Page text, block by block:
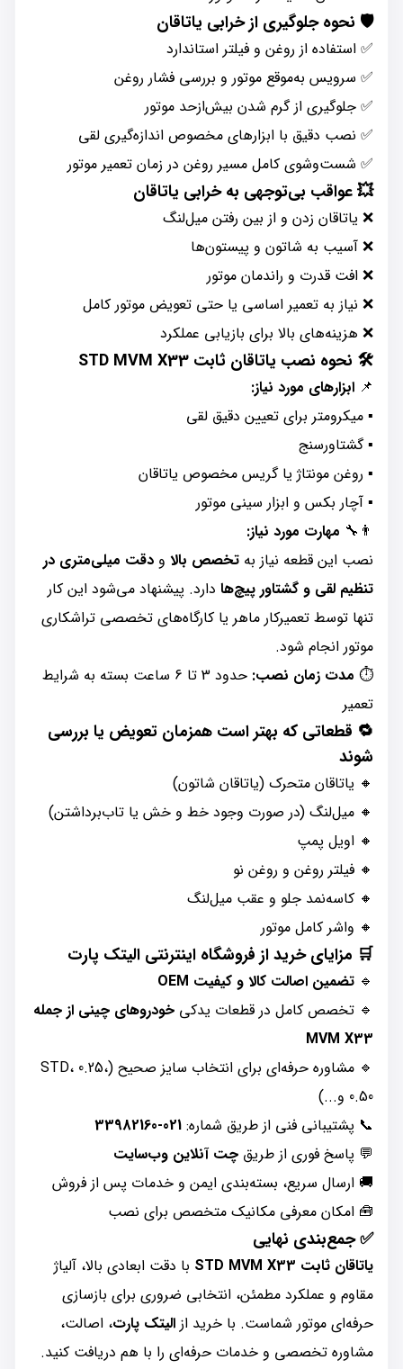
🛡️ نحوه جلوگیری از خرابی یاتاقان
✅ استفاده از روغن و فیلتر استاندارد
✅ سرویس به‌موقع موتور و بررسی فشار روغن
✅ جلوگیری از گرم شدن بیش‌ازحد موتور
✅ نصب دقیق با ابزارهای مخصوص اندازه‌گیری لقی
✅ شست‌وشوی کامل مسیر روغن در زمان تعمیر موتور
💥 عواقب بی‌توجهی به خرابی یاتاقان
❌ یاتاقان زدن و از بین رفتن میل‌لنگ
❌ آسیب به شاتون و پیستون‌ها
❌ افت قدرت و راندمان موتور
❌ نیاز به تعمیر اساسی یا حتی تعویض موتور کامل
❌ هزینه‌های بالا برای بازیابی عملکرد
🛠️ نحوه نصب یاتاقان ثابت STD MVM X33
📌 ابزارهای مورد نیاز:
▪ میکرومتر برای تعیین دقیق لقی
▪ گشتاورسنج
▪ روغن مونتاژ یا گریس مخصوص یاتاقان
▪ آچار بکس و ابزار سینی موتور
👨‍🔧 مهارت مورد نیاز:
نصب این قطعه نیاز به تخصص بالا و دقت میلی‌متری در
تنظیم لقی و گشتاور پیچ‌ها دارد. پیشنهاد می‌شود این کار
تنها توسط تعمیرکار ماهر یا کارگاه‌های تخصصی تراشکاری
موتور انجام شود.
⏱️ مدت زمان نصب:
حدود 3 تا 6 ساعت بسته به شرایط
تعمیر
🔁 قطعاتی که بهتر است همزمان تعویض یا بررسی
شوند
🔸 یاتاقان متحرک (یاتاقان شاتون)
🔸 میل‌لنگ (در صورت وجود خط و خش یا تاب‌برداشتن)
🔸 اویل پمپ
🔸 فیلتر روغن و روغن نو
🔸 کاسه‌نمد جلو و عقب میل‌لنگ
🔸 واشر کامل موتور
🛒 مزایای خرید از فروشگاه اینترنتی الیتک پارت
🔹 تضمین اصالت کالا و کیفیت OEM
🔹 تخصص کامل در قطعات یدکی خودروهای چینی از جمله
MVM X33
🔹 مشاوره حرفه‌ای برای انتخاب سایز صحیح (STD، 0.25،
0.50 و...)
📞 پشتیبانی فنی از طریق شماره: 021-33982160
💬 پاسخ فوری از طریق چت آنلاین وب‌سایت
🚚 ارسال سریع، بسته‌بندی ایمن و خدمات پس از فروش
🧰 امکان معرفی مکانیک متخصص برای نصب
✅ جمع‌بندی نهایی
یاتاقان ثابت STD MVM X33
با دقت ابعادی بالا، آلیاژ
مقاوم و عملکرد مطمئن، انتخابی ضروری برای بازسازی
حرفه‌ای موتور شماست. با خرید از الیتک پارت، اصالت،
مشاوره تخصصی و خدمات حرفه‌ای را با هم دریافت کنید.